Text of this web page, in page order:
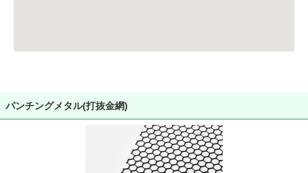
パンチングメタル(打抜金網)